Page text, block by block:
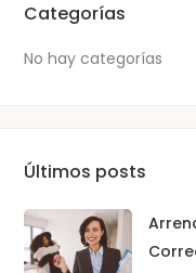
Categorías
No hay categorías
Últimos posts